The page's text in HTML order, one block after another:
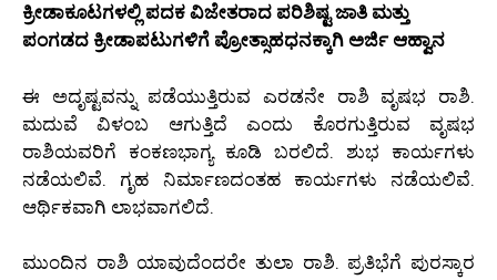
ಕ್ರೀಡಾಕೂಟಗಳಲ್ಲಿ ಪದಕ ವಿಜೇತರಾದ ಪರಿಶಿಷ್ಟ ಜಾತಿ ಮತ್ತು
ಪಂಗಡದ ಕ್ರೀಡಾಪಟುಗಳಿಗೆ ಪ್ರೋತ್ಸಾಹಧನಕ್ಕಾಗಿ ಅರ್ಜಿ ಆಹ್ವಾನ
ಈ ಅದೃಷ್ಟವನ್ನು ಪಡೆಯುತ್ತಿರುವ ಎರಡನೇ ರಾಶಿ ವೃಷಭ ರಾಶಿ.
ಮದುವೆ ವಿಳಂಬ ಆಗುತ್ತಿದೆ ಎಂದು ಕೊರಗುತ್ತಿರುವ ವೃಷಭ
ರಾಶಿಯವರಿಗೆ ಕಂಕಣಭಾಗ್ಯ ಕೂಡಿ ಬರಲಿದೆ. ಶುಭ ಕಾರ್ಯಗಳು
ನಡೆಯಲಿವೆ. ಗೃಹ ನಿರ್ಮಾಣದಂತಹ ಕಾರ್ಯಗಳು ನಡೆಯಲಿವೆ.
ಆರ್ಥಿಕವಾಗಿ ಲಾಭವಾಗಲಿದೆ.
ಮುಂದಿನ ರಾಶಿ ಯಾವುದೆಂದರೇ ತುಲಾ ರಾಶಿ. ಪ್ರತಿಭೆಗೆ ಪುರಸ್ಕಾರ